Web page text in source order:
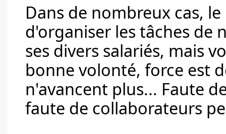
Dans de nombreux cas,
d'organiser les tâches de
ses divers salariés, mais
bonne volonté, force est
n'avancent plus... Faute
faute de collaborateurs